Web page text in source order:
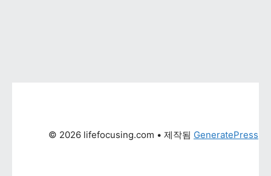
© 2026 lifefocusing.com • 제작됨 GeneratePress